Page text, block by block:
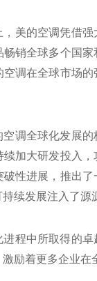
美的空调凭借
销全球多个国
调在全球市场
调全球化发展
加大研发投入
破性进展，推出
续发展注入了源
进程中所取得的
励着更多企业在